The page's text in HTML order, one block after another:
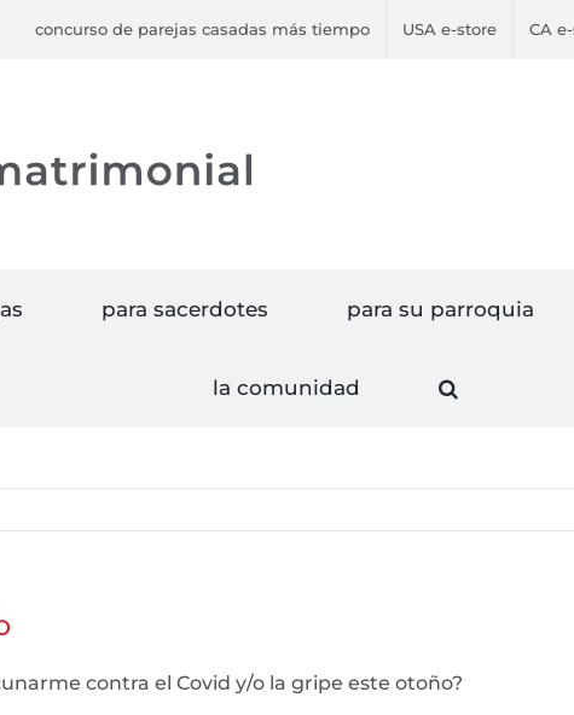
concurso de parejas casadas más tiempo USA e-store CA
para sacerdotes para su parroquia
la comunidad
contra el Covid y/o la gripe este otoño?